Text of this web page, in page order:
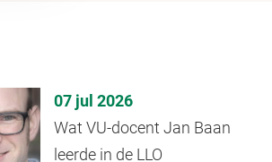
07 jul 2026
Wat VU-docent Jan Baan
leerde in de LLO